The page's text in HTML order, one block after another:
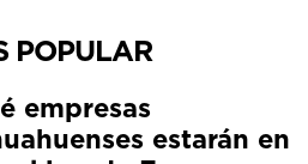
POPULAR
empresas
estarán en